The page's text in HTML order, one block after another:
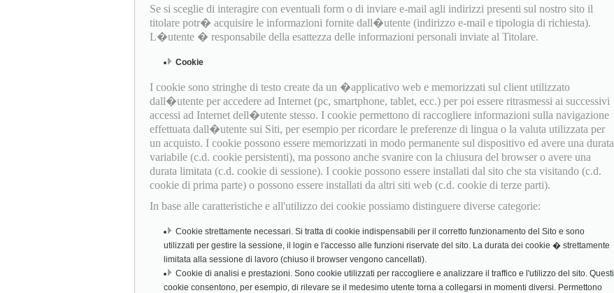
Se si sceglie di interagire con eventuali form o di inviare e-mail agli indirizzi presenti sul nostro sito il
titolare potr� acquisire le informazioni fornite dall�utente (indirizzo e-mail e tipologia di richiesta).
L�utente � responsabile della esattezza delle informazioni personali inviate al Titolare.
Cookie
I cookie sono stringhe di testo create da un �applicativo web e memorizzati sul client utilizzato
dall�utente per accedere ad Internet (pc, smartphone, tablet, ecc.) per poi essere ritrasmessi ai successivi
accessi ad Internet dell�utente stesso. I cookie permettono di raccogliere informazioni sulla navigazione
effettuata dall�utente sui Siti, per esempio per ricordare le preferenze di lingua o la valuta utilizzata per
un acquisto. I cookie possono essere memorizzati in modo permanente sul dispositivo ed avere una durata
variabile (c.d. cookie persistenti), ma possono anche svanire con la chiusura del browser o avere una
durata limitata (c.d. cookie di sessione). I cookie possono essere installati dal sito che sta visitando (c.d.
cookie di prima parte) o possono essere installati da altri siti web (c.d. cookie di terze parti).
In base alle caratteristiche e all'utilizzo dei cookie possiamo distinguere diverse categorie:
Cookie strettamente necessari. Si tratta di cookie indispensabili per il corretto funzionamento del Sito e sono
utilizzati per gestire la sessione, il login e l'accesso alle funzioni riservate del sito. La durata dei cookie � strettamente
limitata alla sessione di lavoro (chiuso il browser vengono cancellati).
Cookie di analisi e prestazioni. Sono cookie utilizzati per raccogliere e analizzare il traffico e l'utilizzo del sito. Questi
cookie consentono, per esempio, di rilevare se il medesimo utente torna a collegarsi in momenti diversi. Permettono